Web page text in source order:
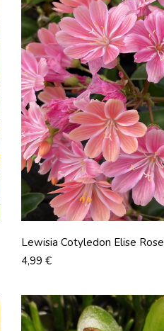
Lewisia Cotyledon Elise Rose
Prix
4,99 €